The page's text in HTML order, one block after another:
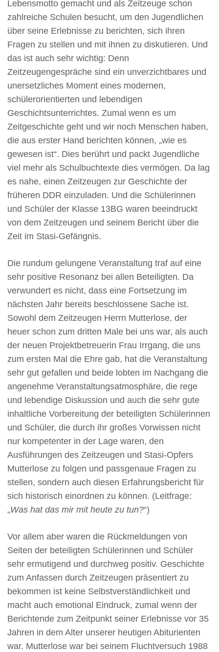
Lebensmotto gemacht und als Zeitzeuge schon
zahlreiche Schulen besucht, um den Jugendlichen
über seine Erlebnisse zu berichten, sich ihren
Fragen zu stellen und mit ihnen zu diskutieren. Und
das ist auch sehr wichtig: Denn
Zeitzeugengespräche sind ein unverzichtbares und
unersetzliches Moment eines modernen,
schülerorientierten und lebendigen
Geschichtsunterrichtes. Zumal wenn es um
Zeitgeschichte geht und wir noch Menschen haben,
die aus erster Hand berichten können, „wie es
gewesen ist“. Dies berührt und packt Jugendliche
viel mehr als Schulbuchtexte dies vermögen. Da lag
es nahe, einen Zeitzeugen zur Geschichte der
früheren DDR einzuladen. Und die Schülerinnen
und Schüler der Klasse 13BG waren beeindruckt
von dem Zeitzeugen und seinem Bericht über die
Zeit im Stasi-Gefängnis.
Die rundum gelungene Veranstaltung traf auf eine
sehr positive Resonanz bei allen Beteiligten. Da
verwundert es nicht, dass eine Fortsetzung im
nächsten Jahr bereits beschlossene Sache ist.
Sowohl dem Zeitzeugen Herrn Mutterlose, der
heuer schon zum dritten Male bei uns war, als auch
der neuen Projektbetreuerin Frau Irrgang, die uns
zum ersten Mal die Ehre gab, hat die Veranstaltung
sehr gut gefallen und beide lobten im Nachgang die
angenehme Veranstaltungsatmosphäre, die rege
und lebendige Diskussion und auch die sehr gute
inhaltliche Vorbereitung der beteiligten Schülerinnen
und Schüler, die durch ihr großes Vorwissen nicht
nur kompetenter in der Lage waren, den
Ausführungen des Zeitzeugen und Stasi-Opfers
Mutterlose zu folgen und passgenaue Fragen zu
stellen, sondern auch diesen Erfahrungsbericht für
sich historisch einordnen zu können. (Leitfrage:
„Was hat das mir mit heute zu tun?“)
Vor allem aber waren die Rückmeldungen von
Seiten der beteiligten Schülerinnen und Schüler
sehr ermutigend und durchweg positiv. Geschichte
zum Anfassen durch Zeitzeugen präsentiert zu
bekommen ist keine Selbstverständlichkeit und
macht auch emotional Eindruck, zumal wenn der
Berichtende zum Zeitpunkt seiner Erlebnisse vor 35
Jahren in dem Alter unserer heutigen Abiturienten
war. Mutterlose war bei seinem Fluchtversuch 1988